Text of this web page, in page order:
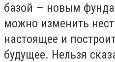
базой — новым
можно изменить
настоящее и
будущее. Нельзя